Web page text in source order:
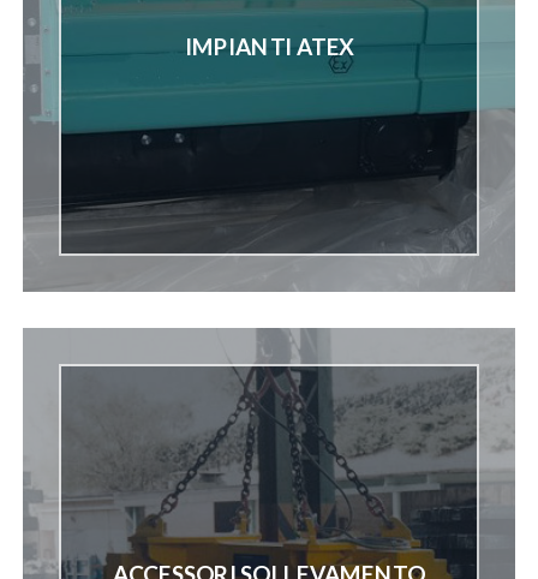
IMPIANTI ATEX
ACCESSORI SOLLEVAMENTO